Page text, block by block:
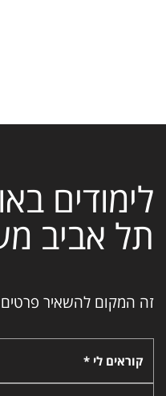
לימודים
תל אביב
זה המקום להשאיר
קוראים לי *